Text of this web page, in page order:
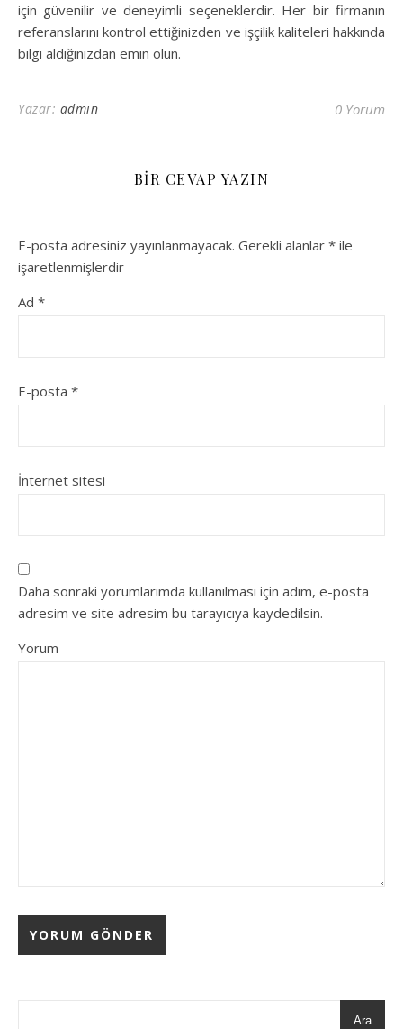
için güvenilir ve deneyimli seçeneklerdir. Her bir firmanın
referanslarını kontrol ettiğinizden ve işçilik kaliteleri hakkında
bilgi aldığınızdan emin olun.
Yazar: admin 0 Yorum
BIR CEVAP YAZIN
E-posta adresiniz yayınlanmayacak. Gerekli alanlar * ile
işaretlenmişlerdir
Ad *
E-posta *
İnternet sitesi
Daha sonraki yorumlarımda kullanılması için adım, e-posta
adresim ve site adresim bu tarayıcıya kaydedilsin.
Yorum
Ara